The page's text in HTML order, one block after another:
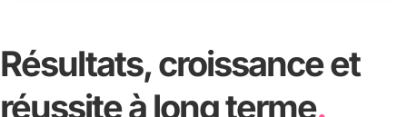
Résultats, croissance et
réussite à long terme.